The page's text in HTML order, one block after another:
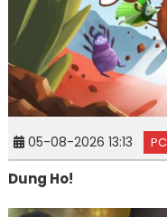
05-08-2026 13:13 PC
Dung Ho!